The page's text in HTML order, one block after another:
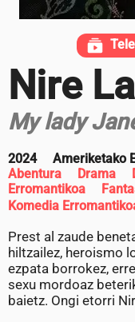
Nire
My lady
2024 Ameriketako
Abentura
Drama
Erromantikoa
Komedia
Prest al zaude
hiltzailez, heroismo
ezpata borrokez,
sexu mordoaz
baietz. Ongi etorri